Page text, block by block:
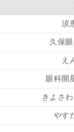
須
久保
え
眼科開
きよさ
やす